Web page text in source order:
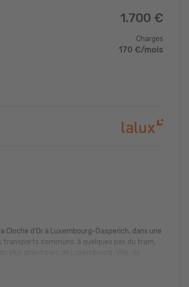
1.700 €
Charges
170 €/mois
d'Or à Luxembourg-Gasperich, dans une
communs, à quelques pas du tram,
de finitions haut-de-gamme, d'une VMC, de